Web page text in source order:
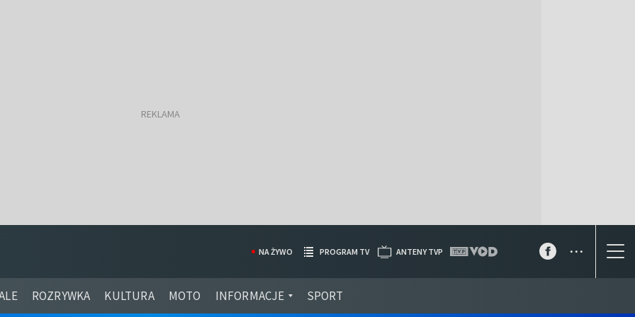
ROZRYWKA KULTURA MOTO INFORMACJE SPORT
NA ŻYWO PROGRAM TV ANTENY TVP ...